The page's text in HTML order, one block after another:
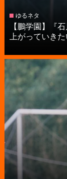
ゆるネタ
【鵬学園】『
上がっていき